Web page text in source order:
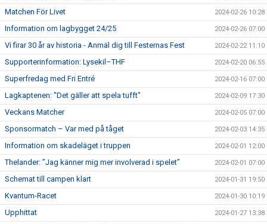
Matchen För Livet 2024-02-26 10:28
Information om lagbygget 24/25 2024-02-26 07:00
Vi firar 30 år av historia - Anmäl dig till Festernas Fest 2024-02-22 11:10
Supporterinformation: Lysekil–THF 2024-02-20 06:55
Superfredag med Fri Entré 2024-02-16 07:00
Lagkaptenen: "Det gäller att spela tufft" 2024-02-09 17:30
Veckans Matcher 2024-02-05 07:00
Sponsormatch – Var med på tåget 2024-02-03 14:35
Information om skadeläget i truppen 2024-02-01 12:00
Thelander: ”Jag känner mig mer involverad i spelet” 2024-02-01 07:00
Schemat till campen klart 2024-01-31 19:50
Kvantum-Racet 2024-01-30 10:19
Upphittat 2024-01-27 13:38